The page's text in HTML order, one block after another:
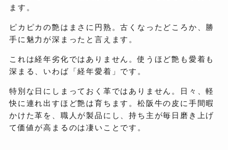
ます。
ピカピカの艶はまさに円熟。古くなったどころか、勝
手に魅力が深まったと言えます。
これは経年劣化ではありません。使うほど艶も愛着も
深まる、いわば「経年愛着」です。
特別な日にしまっておく革ではありません。日々、軽
快に連れ出すほど艶は育ちます。松阪牛の皮に手間暇
かけた革を、職人が製品にし、持ち主が毎日磨き上げ
て価値が高まるのは凄いことです。